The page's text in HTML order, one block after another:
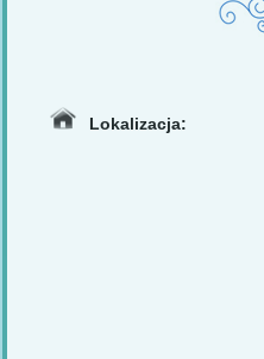
Lokalizacja: